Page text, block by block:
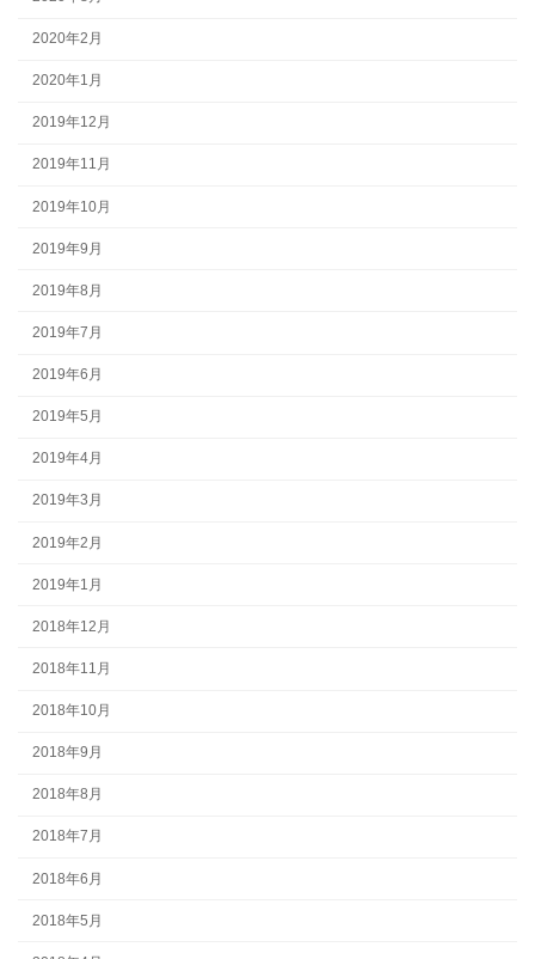
2020年2月
2020年1月
2019年12月
2019年11月
2019年10月
2019年9月
2019年8月
2019年7月
2019年6月
2019年5月
2019年4月
2019年3月
2019年2月
2019年1月
2018年12月
2018年11月
2018年10月
2018年9月
2018年8月
2018年7月
2018年6月
2018年5月